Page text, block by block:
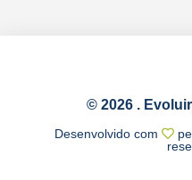
© 2026 .
Desenvolvido com